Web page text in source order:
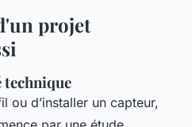
projet
technique
ou d’installer un capteur,